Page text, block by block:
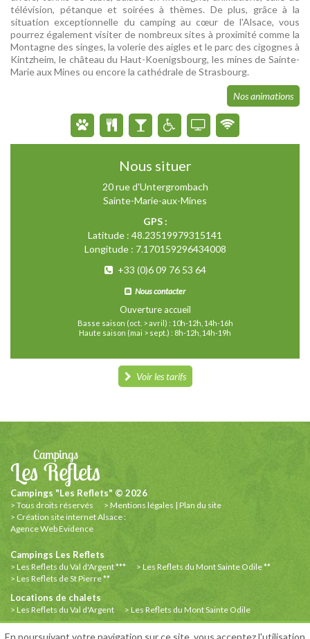
télévision, pétanque et soirées à thèmes. De plus, grâce à la
situation exceptionnelle du camping au cœur de l'Alsace, vous
pourrez également visiter de nombreux sites à proximité comme la
Montagne des singes, la volerie des aigles et le parc des cigognes à
Kintzheim, le château du Haut-Koenigsbourg, les mines de Sainte-
Marie aux Mines ou encore la cathédrale de Strasbourg.
Nos animations
Nous situer
20 rue d'Untergrombach
Sainte-Marie-aux-Mines
GPS :
Latitude : 48.23519979315141
Longitude : 7.170159296434008
+33 (0)6 09 76 53 64
Nous contacter
Ouverture accueil
Basse saison (oct. > avril) : 10h-12h, 14h-16h
Haute saison (mai > sept.) : 8h-12h, 14h-19h
Voir les tarifs
Campings "Les Reflets" © 2026
Tous droits réservés Mentions légales | Plan du site
Création site internet Alsace :
Agence Web Evidence
Campings Les Reflets
Les Reflets du Val d'Argent ***
Les Reflets du Mont Sainte Odile **
Les Reflets de St Pierre **
Locations de chalets
Les Reflets du Val d'Argent Les Reflets du Mont Sainte Odile
En poursuivant votre navigation sur ce site, vous acceptez l'utilisation